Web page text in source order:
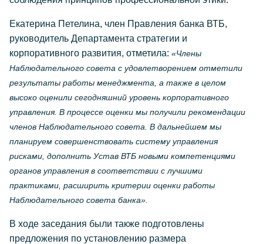
Екатерина Петелина, член Правления банка ВТБ,
руководитель Департамента стратегии и
корпоративного развития, отметила: «Члены
Наблюдательного совета с удовлетворением отметили
результаты работы менеджмента, а также в целом
высоко оценили сегодняшний уровень корпоративного
управления. В процессе оценки мы получили рекомендации
членов Наблюдательного совета. В дальнейшем мы
планируем совершенствовать систему управления
рисками, дополнить Устав ВТБ новыми компетенциями
органов управления в соответствии с лучшими
практиками, расширить критерии оценки работы
Наблюдательного совета банка».
В ходе заседания были также подготовлены
предложения по установлению размера